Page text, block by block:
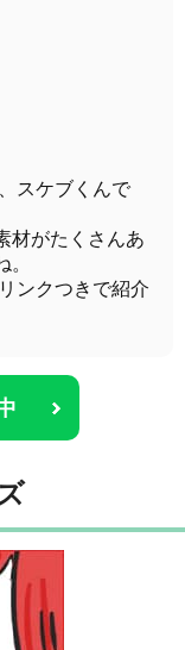
スケブくんで
材がたくさんあ
。
ンクつきで紹介